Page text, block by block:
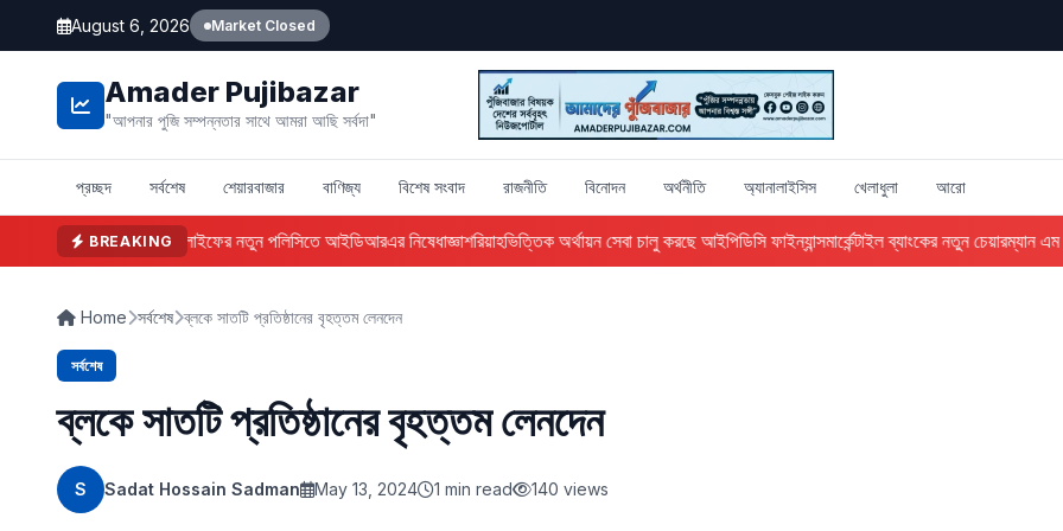
August 6, 2026 Market Closed
Amader Pujibazar
"আপনার পুজি সম্পন্নতার সাথে আমরা আছি সর্বদা"
প্রচ্ছদ সর্বশেষ শেয়ারবাজার বাণিজ্য বিশেষ সংবাদ রাজনীতি বিনোদন অর্থনীতি অ্যানালাইসিস খেলাধুলা আরো
BREAKING
ফারইস্ট ইসলামী লাইফের নতুন পলিসিতে আইডিআরএর নিষেধাজ্ঞাশরিয়াহভিত্তিক অর্থায়ন সেবা চালু করছে আইপিডিসি ফাইন্যান্সমার্কেন্টাইল ব্যাংকের নতুন চেয়ারম্যান এম এ
Home সর্বশেষ ব্লকে সাতটি প্রতিষ্ঠানের বৃহত্তম লেনদেন
সর্বশেষ
ব্লকে সাতটি প্রতিষ্ঠানের বৃহত্তম লেনদেন
S Sadat Hossain Sadman May 13, 2024 1 min read 140 views